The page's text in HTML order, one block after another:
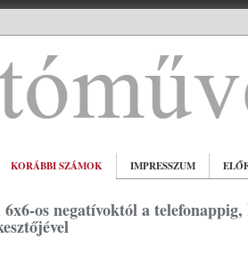
KORÁBBI SZÁMOK IMPRESSZUM
os negatívoktól a